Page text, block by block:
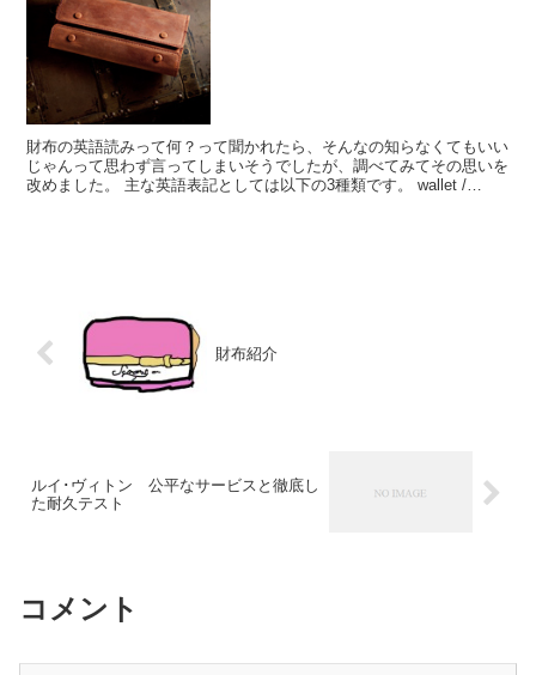
財布の英語読みって何？って聞かれたら、そんなの知らなくてもいい
じゃんって思わず言ってしまいそうでしたが、調べてみてその思いを
改めました。 主な英語表記としては以下の3種類です。 wallet /
財布紹介
ルイ･ヴィトン 公平なサービスと徹底し
た耐久テスト
コメント